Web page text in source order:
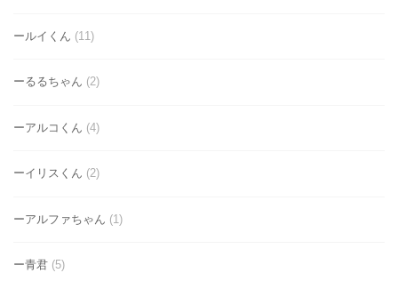
ールイくん (11)
ーるるちゃん (2)
ーアルコくん (4)
ーイリスくん (2)
ーアルファちゃん (1)
ー青君 (5)